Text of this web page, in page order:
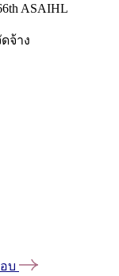
ASAIHL
จ้าง
บ